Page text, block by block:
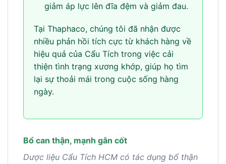
giảm áp lực lên đĩa đệm và giảm đau.
Tại Thaphaco, chúng tôi đã nhận được
nhiều phản hồi tích cực từ khách hàng về
hiệu quả của Cẩu Tích trong việc cải
thiện tình trạng xương khớp, giúp họ tìm
lại sự thoải mái trong cuộc sống hàng
ngày.
Bổ can thận, mạnh gân cốt
Dược liệu Cẩu Tích HCM có tác dụng bổ thận